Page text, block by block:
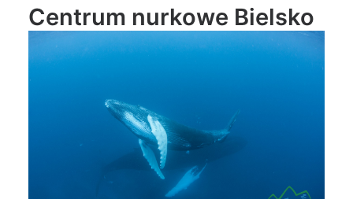
Centrum nurkowe Bielsko